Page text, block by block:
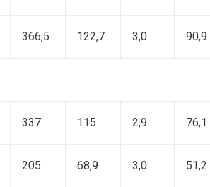
366,5 122,7 3,0 90,9
337 115 2,9 76,1
205 68,9 3,0 51,2